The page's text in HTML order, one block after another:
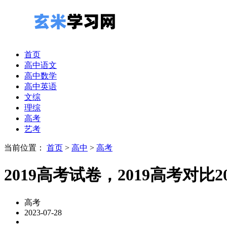
首页
高中语文
高中数学
高中英语
文综
理综
高考
艺考
当前位置： 首页 > 高中 > 高考
2019高考试卷，2019高考对比
高考
2023-07-28